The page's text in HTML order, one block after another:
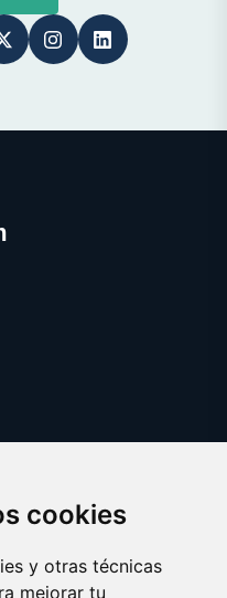
cookies
y otras técnicas
mejorar tu